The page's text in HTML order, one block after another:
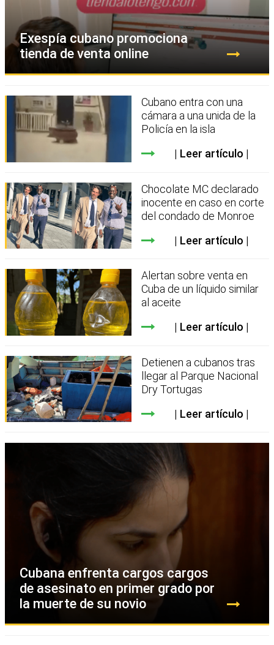
Exespía cubano promociona
tienda de venta online
Cubano entra con una
cámara a una unida de la
Policía en la isla
Leer artículo
Chocolate MC declarado
inocente en caso en corte
del condado de Monroe
Leer artículo
Alertan sobre venta en
Cuba de un líquido similar
al aceite
Leer artículo
Detienen a cubanos tras
llegar al Parque Nacional
Dry Tortugas
Leer artículo
Cubana enfrenta cargos cargos
de asesinato en primer grado por
la muerte de su novio